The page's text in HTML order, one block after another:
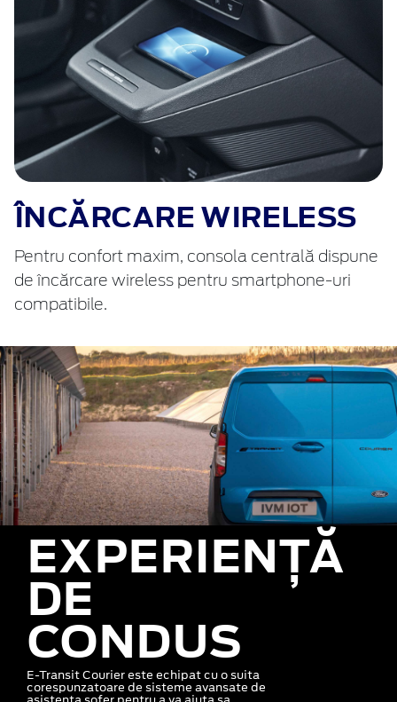
ÎNCĂRCARE WIRELESS
Pentru confort maxim, consola centrală dispune
de încărcare wireless pentru smartphone-uri
compatibile.
EXPERIENȚĂ
DE
CONDUS
E-Transit Courier este echipat cu o suita
corespunzatoare de sisteme avansate de